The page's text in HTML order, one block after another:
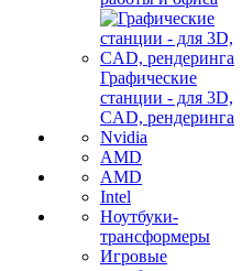
Графические
станции - для 3D,
CAD, рендеринга
Nvidia
AMD
AMD
Intel
Ноутбуки-
трансформеры
Игровые